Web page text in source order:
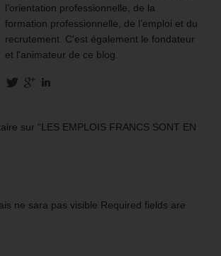
l’orientation professionnelle, de la
formation professionnelle, de l’emploi et du
recrutement. C'est également le fondateur
et l'animateur de ce blog.
sur “LES EMPLOIS FRANCS SONT EN
ne sara pas visible Required fields are